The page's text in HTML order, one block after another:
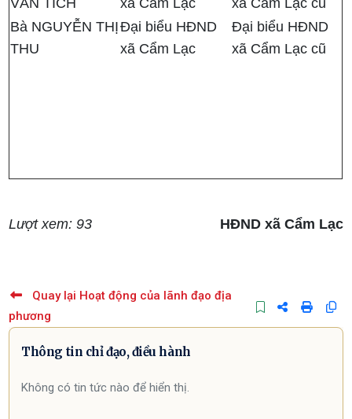
VĂN TÍCH
xã Cẩm Lạc
xã Cẩm Lạc cũ
Bà NGUYỄN THỊ
THU
Đại biểu HĐND
xã Cẩm Lạc
Đại biểu HĐND
xã Cẩm Lạc cũ
Lượt xem: 93 HĐND xã Cẩm Lạc
Quay lại Hoạt động của lãnh đạo địa
phương
Thông tin chỉ đạo, điều hành
Không có tin tức nào để hiển thị.